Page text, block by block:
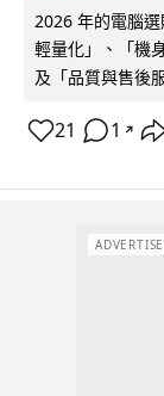
2026 年的電腦
輕量化」、「機
及「品質與售後
21 1 ↗